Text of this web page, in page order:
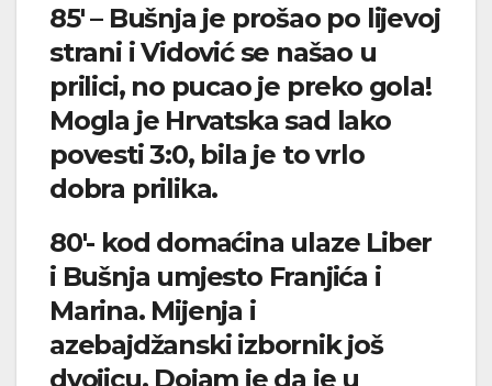
85′ – Bušnja je prošao po lijevoj
strani i Vidović se našao u
prilici, no pucao je preko gola!
Mogla je Hrvatska sad lako
povesti 3:0, bila je to vrlo
dobra prilika.
80′- kod domaćina ulaze Liber
i Bušnja umjesto Franjića i
Marina. Mijenja i
azebajdžanski izbornik još
dvojicu. Dojam je da je u